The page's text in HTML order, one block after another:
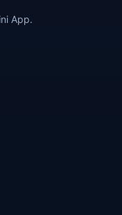
App.